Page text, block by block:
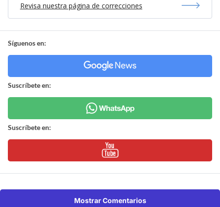
Revisa nuestra página de correcciones
Síguenos en:
Suscríbete en:
Suscríbete en:
Mostrar Comentarios